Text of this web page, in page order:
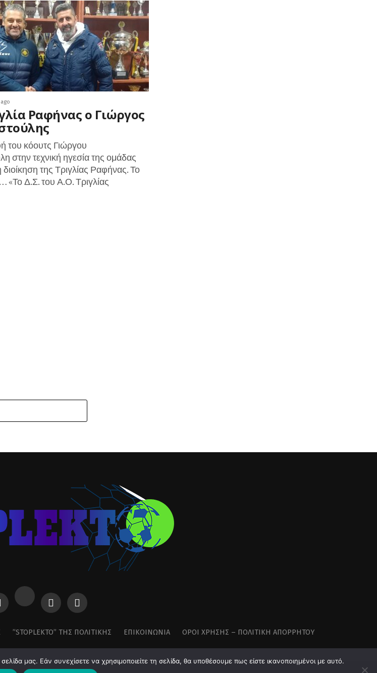
Ραφήνας ο Γιώργος
του κόουτς Γιώργου
στην τεχνική ηγεσία της ομάδας
της Τριγλίας Ραφήνας. Το
«Το Δ.Σ. του Α.Ο. Τριγλίας
”STOPLEKTO” ΤΗΣ ΠΟΛΙΤΙΚΗΣ ΕΠΙΚΟΙΝΩΝΊΑ ΌΡΟΙ ΧΡΉΣΗΣ – ΠΟΛΙΤΙΚΉ ΑΠΟΡΡΉΤΟΥ
μας. Εάν συνεχίσετε να χρησιμοποιείτε τη σελίδα, θα υποθέσουμε πως είστε ικανοποιημένοι με αυτό.